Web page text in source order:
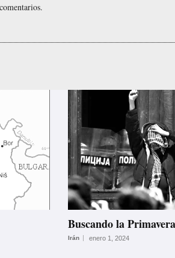
Buscando la Primavera
Irán enero 1, 2024